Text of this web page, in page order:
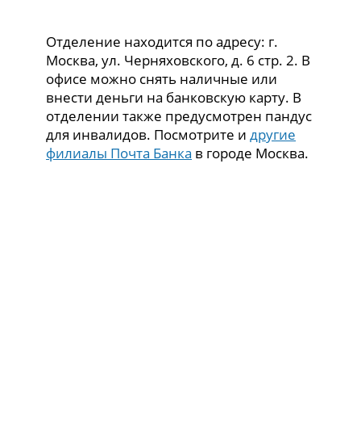
Отделение находится по адресу: г.
Москва, ул. Черняховского, д. 6 стр. 2. В
офисе можно снять наличные или
внести деньги на банковскую карту. В
отделении также предусмотрен пандус
для инвалидов. Посмотрите идругие
филиалы Почта Банка в городе Москва.